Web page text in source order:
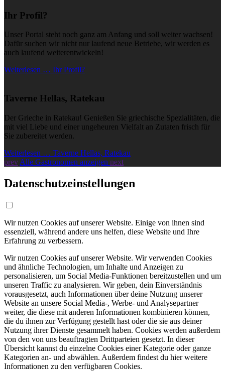
Ihr Profil?
Unser Portal steht noch ganz am Anfang und soll weiter wachsen!
Dafür suchen wir nicht nur laufend neue Betriebe, wir werden es
auch laufend weiterentwickeln!
Weiterlesen … Ihr Profil?
Taverne Hellas, Ratekau
Der Grieche in Ratekau! Genießen Sie griechische Spezialitäten, die
mit viel Liebe und einer ungeheuren Vielfalt an Zutaten frisch für
Sie zubereitet werden.
Weiterlesen … Taverne Hellas, Ratekau
prev Alle Gastronomen anzeigen next
Datenschutzeinstellungen
Wir nutzen Cookies auf unserer Website. Einige von ihnen sind
essenziell, während andere uns helfen, diese Website und Ihre
Erfahrung zu verbessern.
Wir nutzen Cookies auf unserer Website. Wir verwenden Cookies
und ähnliche Technologien, um Inhalte und Anzeigen zu
personalisieren, um Social Media-Funktionen bereitzustellen und um
unseren Traffic zu analysieren. Wir geben, dein Einverständnis
vorausgesetzt, auch Informationen über deine Nutzung unserer
Website an unsere Social Media-, Werbe- und Analysepartner
weiter, die diese mit anderen Informationen kombinieren können,
die du ihnen zur Verfügung gestellt hast oder die sie aus deiner
Nutzung ihrer Dienste gesammelt haben. Cookies werden außerdem
von den von uns beauftragten Drittparteien gesetzt. In dieser
Übersicht kannst du einzelne Cookies einer Kategorie oder ganze
Kategorien an- und abwählen. Außerdem findest du hier weitere
Informationen zu den verfügbaren Cookies.